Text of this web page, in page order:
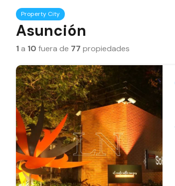
Property City
Asunción
1a 10 fuera de 77 propiedades